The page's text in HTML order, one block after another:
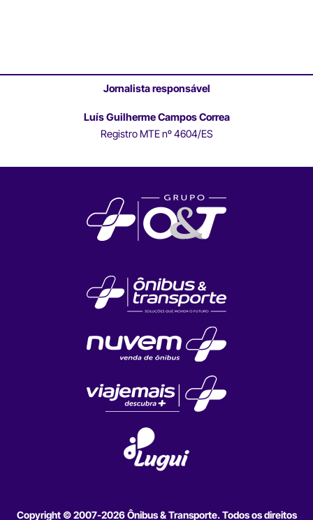
Jornalista responsável
Luís Guilherme Campos Correa
Registro MTE nº 4604/ES
Copyright © 2007-2026 Ônibus & Transporte. Todos os direitos